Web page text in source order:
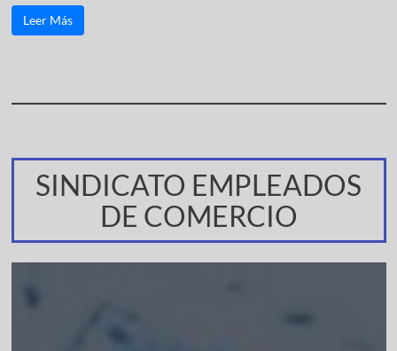
Leer Más
SINDICATO EMPLEADOS
DE COMERCIO